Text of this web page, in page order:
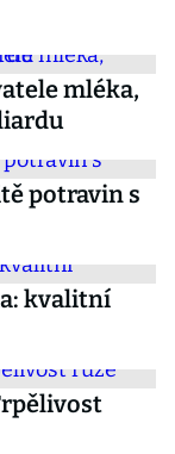
mléka,
potravin s
kvalitní